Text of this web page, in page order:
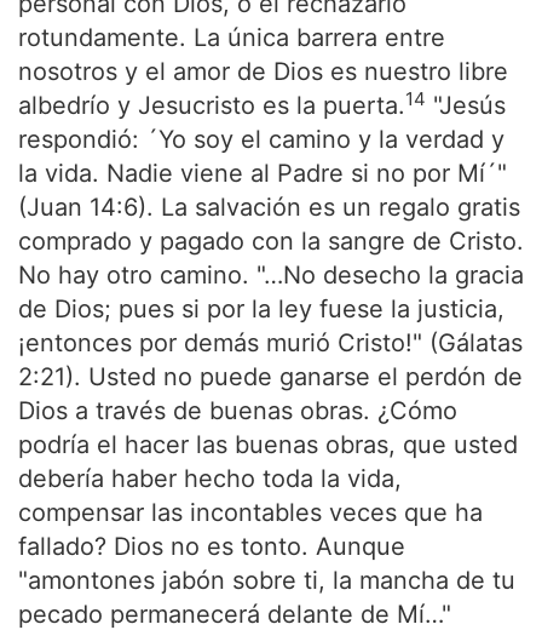
rotundamente. La única barrera entre
nosotros y el amor de Dios es nuestro libre
albedrío y Jesucristo es la puerta.14 "Jesús
respondió: ´Yo soy el camino y la verdad y
la vida. Nadie viene al Padre si no por Mí´"
(Juan 14:6). La salvación es un regalo gratis
comprado y pagado con la sangre de Cristo.
No hay otro camino. "…No desecho la gracia
de Dios; pues si por la ley fuese la justicia,
¡entonces por demás murió Cristo!" (Gálatas
2:21). Usted no puede ganarse el perdón de
Dios a través de buenas obras. ¿Cómo
podría el hacer las buenas obras, que usted
debería haber hecho toda la vida,
compensar las incontables veces que ha
fallado? Dios no es tonto. Aunque
"amontones jabón sobre ti, la mancha de tu
pecado permanecerá delante de Mí…"